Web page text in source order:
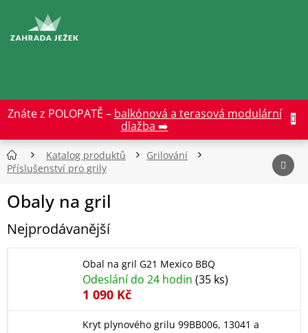
obsah
Znáte z POLOPATĚ – balkónová a terasová modulární
dlažba ➡️
Katalog produktů
Grilování
Příslušenství pro grily
Obaly na gril
Nejprodávanější
Obal na gril G21 Mexico BBQ
Odeslání do 24 hodin (35 ks)
1 090 Kč
Kryt plynového grilu 99BB006, 13041 a